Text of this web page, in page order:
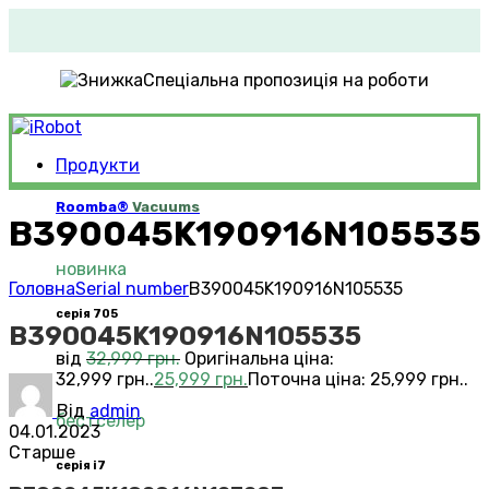
Спеціальна пропозиція на роботи
Продукти
Roomba® Vacuums
новинка
серія 705
від 32,999грн. Оригінальна ціна:
32,999 грн..25,999 грн.Поточна ціна: 25,999 грн..
бестселер
серія i7
B390045K190916N105535
ГоловнаSerial numberB390045K190916N105535
B390045K190916N105535
Від admin
04.01.2023
Старше